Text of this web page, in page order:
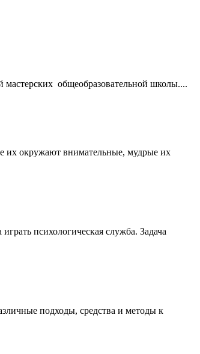
общеобразовательной школы....
их окружают внимательные, мудрые их
психологическая служба. Задача
подходы, средства и методы к